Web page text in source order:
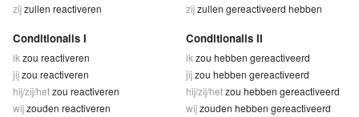
zijzullen reactiveren
zijzullen gereactiveerd hebben
Conditionalis I
ik zou reactiveren
jijzou reactiveren
hij/zij/hetzou reactiveren
wijzouden reactiveren
Conditionalis II
ik zou hebben gereactiveerd
jijzou hebben gereactiveerd
hij/zij/hetzou hebben gereactiveerd
wijzouden hebben gereactiveerd